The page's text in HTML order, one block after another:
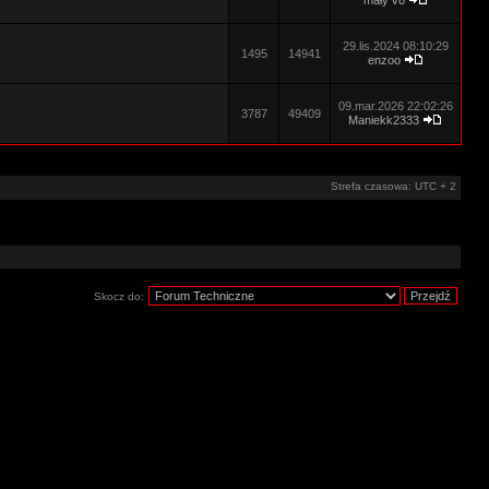
1495 14941
29.lis.2024 08:10:29
enzoo
3787 49409
09.mar.2026 22:02:26
Maniekk2333
Strefa czasowa: UTC + 2
Skocz do: